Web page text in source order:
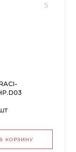
В КОРЗИНУ